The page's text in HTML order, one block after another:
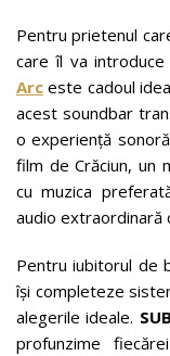
Pentru prietenul
care îl va introduce
Arc este cadoul
acest soundbar
o experiență
film de Crăciun, un
cu muzica
audio extraordinară
Pentru iubitorul de
își completeze
alegerile ideale.
profunzime